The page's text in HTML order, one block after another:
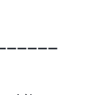
ーーーーー